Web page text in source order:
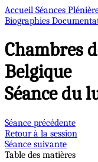
Accueil Séances
Biographies
Chambres
Belgique
Séance du
Séance précédente
Retour à la session
Séance suivante
Table des matières